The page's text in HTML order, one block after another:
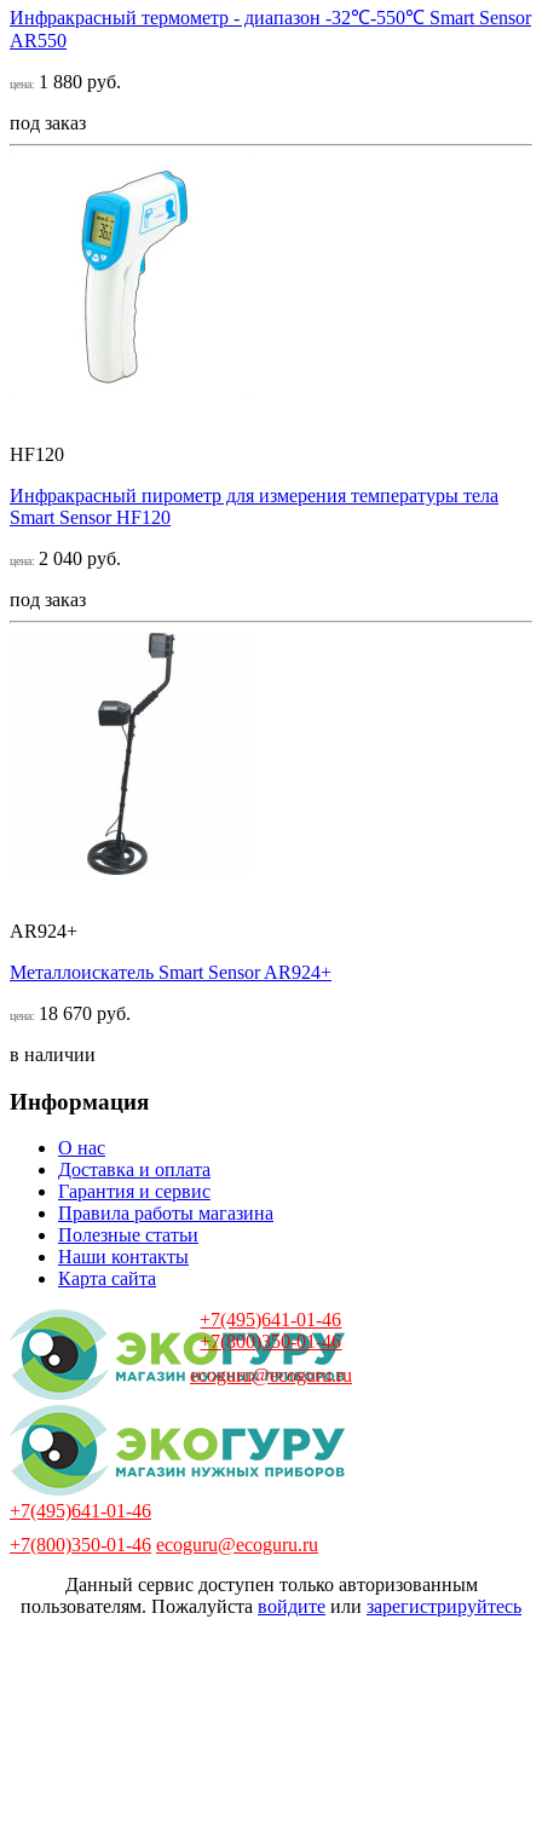
Инфракрасный термометр - диапазон -32℃-550℃ Smart Sensor
AR550
цена: 1 880 руб.
под заказ
HF120
Инфракрасный пирометр для измерения температуры тела
Smart Sensor НF120
цена: 2 040 руб.
под заказ
AR924+
Металлоискатель Smart Sensor AR924+
цена: 18 670 руб.
в наличии
Информация
О нас
Доставка и оплата
Гарантия и сервис
Правила работы магазина
Полезные статьи
Наши контакты
Карта сайта
+7(495)641-01-46
+7(800)350-01-46
ecoguru@ecoguru.ru
+7(495)641-01-46
+7(800)350-01-46 ecoguru@ecoguru.ru
Данный сервис доступен только авторизованным
пользователям. Пожалуйста войдите или зарегистрируйтесь